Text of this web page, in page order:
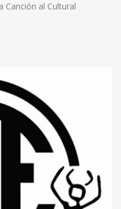
Canción al Cultural